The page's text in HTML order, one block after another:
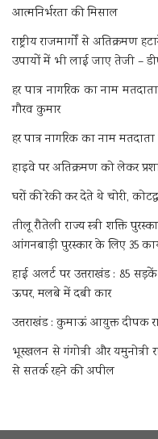
आत्मनिर्भरता की मिसाल
राष्ट्रीय राजमार्गों से
उपायों में भी लाई जाए तेजी –
हर पात्र नागरिक का नाम
गौरव कुमार
हर पात्र नागरिक का नाम
हाइवे पर अतिक्रमण को लेकर
घरों की रेकी कर देते थे चोरी,
तीलू रौतेली राज्य स्त्री शक्ति
आंगनबाड़ी पुरस्कार के लिए 35
हाई अलर्ट पर उत्तराखंड : 85
ऊपर, मलबे में दबी कार
उत्तराखंड : कुमाऊं आयुक्त दीपक
भूस्खलन से गंगोत्री और यमुनोत्री
से सतर्क रहने की अपील